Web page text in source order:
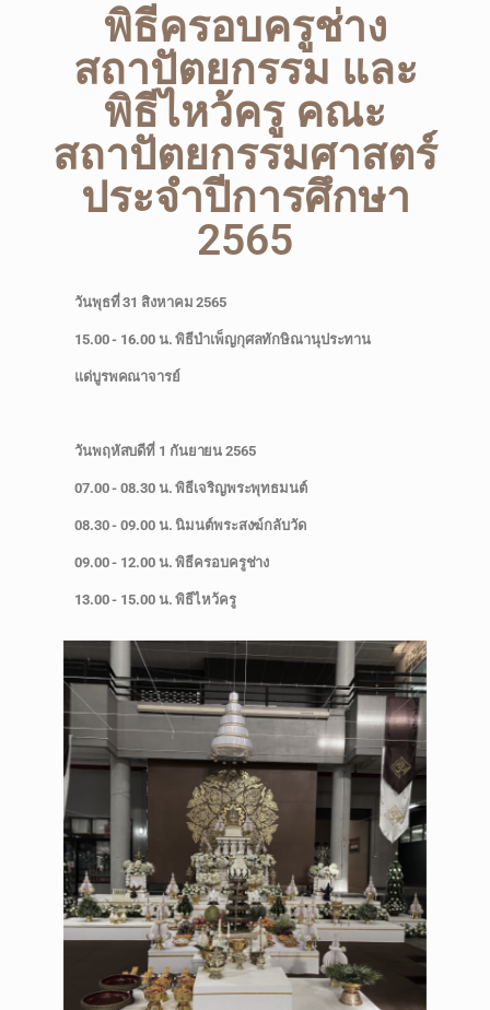
พิธีครอบครูช่าง
สถาปัตยกรรม และ
พิธีไหว้ครู คณะ
สถาปัตยกรรมศาสตร์
ประจำปีการศึกษา
2565
วันพุธที่ 31 สิงหาคม 2565
15.00 - 16.00 น. พิธีบำเพ็ญกุศลทักษิณานุประทาน
แด่บูรพคณาจารย์
วันพฤหัสบดีที่ 1 กันยายน 2565
07.00 - 08.30 น. พิธีเจริญพระพุทธมนต์
08.30 - 09.00 น. นิมนต์พระสงฆ์กลับวัด
09.00 - 12.00 น. พิธีครอบครูช่าง
13.00 - 15.00 น. พิธีไหว้ครู